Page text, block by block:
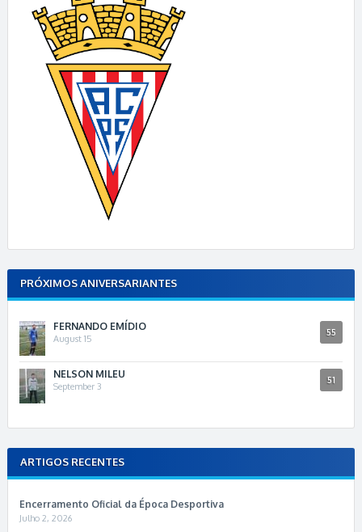
PRÓXIMOS ANIVERSARIANTES
FERNANDO EMÍDIO 55
August 15
NELSON MILEU 51
September 3
ARTIGOS RECENTES
Encerramento Oficial da Época Desportiva
Julho 2, 2026